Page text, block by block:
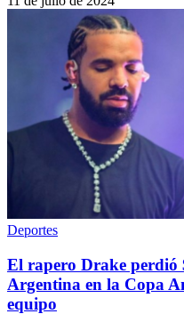
Deportes
El rapero Drake perdió
Argentina en la Copa
equipo